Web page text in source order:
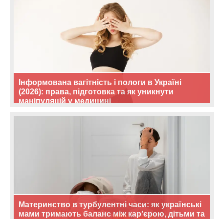
Інформована вагітність і пологи в Україні
(2026): права, підготовка та як уникнути
маніпуляцій у медицині
Материнство в турбулентні часи: як українські
мами тримають баланс між кар’єрою, дітьми та